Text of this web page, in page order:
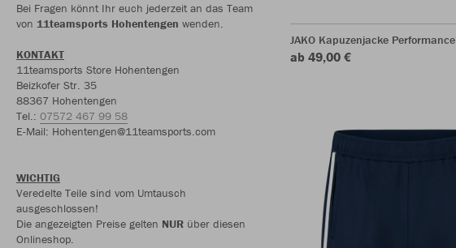
Bei Fragen könnt Ihr euch jederzeit an das Team
von 11teamsports Hohentengen wenden.
KONTAKT
11teamsports Store Hohentengen
Beizkofer Str. 35
88367 Hohentengen
Tel.: 07572 467 99 58
E-Mail: Hohentengen@11teamsports.com
WICHTIG
Veredelte Teile sind vom Umtausch
ausgeschlossen!
Die angezeigten Preise gelten NUR über diesen
Onlineshop.
JAKO Kapuzenjacke Performance
ab 49,00 €